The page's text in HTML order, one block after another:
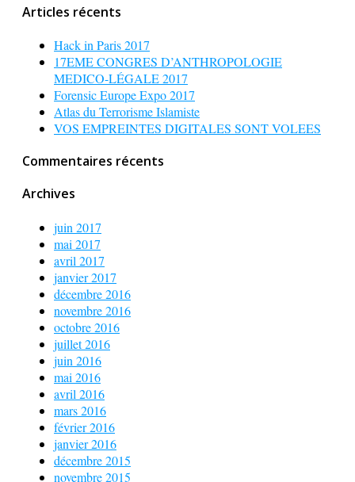
Articles récents
Hack in Paris 2017
17EME CONGRES D’ANTHROPOLOGIE
MEDICO-LÉGALE 2017
Forensic Europe Expo 2017
Atlas du Terrorisme Islamiste
VOS EMPREINTES DIGITALES SONT VOLEES
Commentaires récents
Archives
juin 2017
mai 2017
avril 2017
janvier 2017
décembre 2016
novembre 2016
octobre 2016
juillet 2016
juin 2016
mai 2016
avril 2016
mars 2016
février 2016
janvier 2016
décembre 2015
novembre 2015